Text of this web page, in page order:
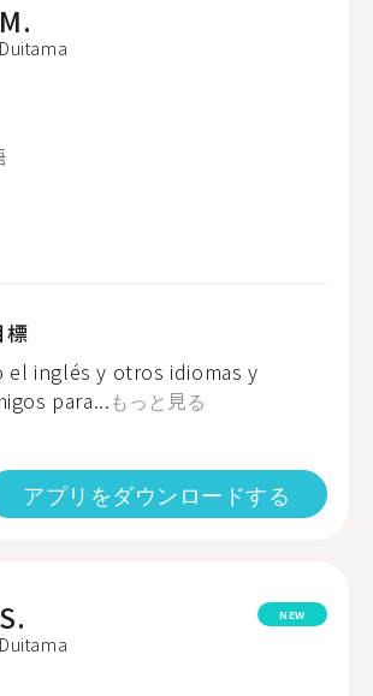
M.
Duitama
標
el inglés y otros idiomas y
para...もっと見る
アプリをダウンロードする
S.
Duitama
NEW